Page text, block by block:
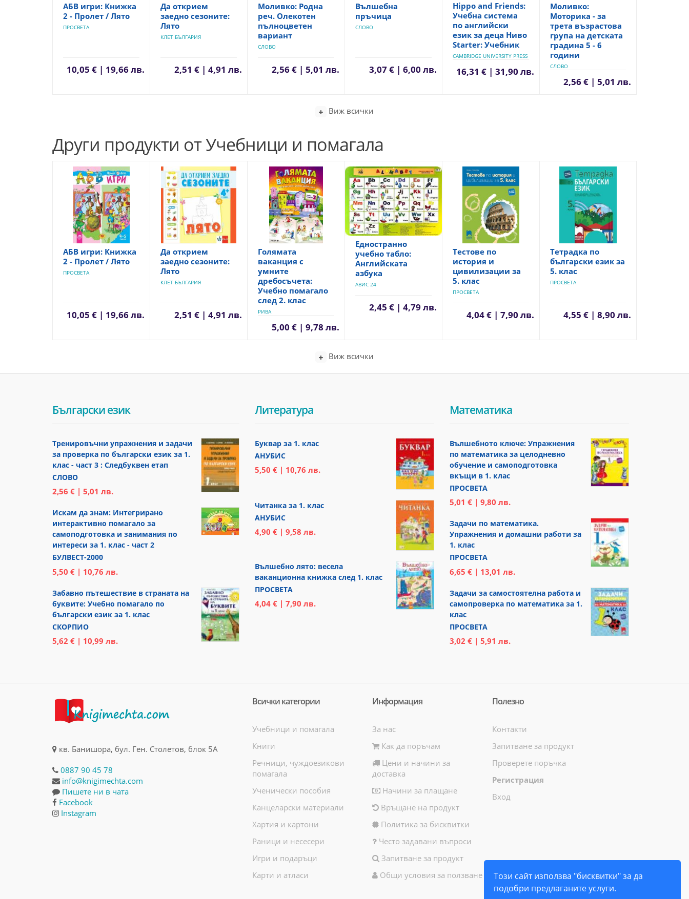
Този сайт използва "бисквитки" за да
подобри предлаганите услуги.
АБВ игри: Книжка
2 - Пролет / Лято
ПРОСВЕТА
10,05 € | 19,66 лв.
Да открием
заедно сезоните:
Лято
КЛЕТ БЪЛГАРИЯ
2,51 € | 4,91 лв.
Моливко: Родна
реч. Олекотен
пълноцветен
вариант
СЛОВО
2,56 € | 5,01 лв.
Вълшебна
пръчица
СЛОВО
3,07 € | 6,00 лв.
Hippo and Friends:
Учебна система
по английски
език за деца Ниво
Starter: Учебник
CAMBRIDGE UNIVERSITY PRESS
16,31 € | 31,90 лв.
Моливко:
Моторика - за
трета възрастова
група на детската
градина 5 - 6
години
СЛОВО
2,56 € | 5,01 лв.
Виж всички
Други продукти от Учебници и помагала
АБВ игри: Книжка
2 - Пролет / Лято
ПРОСВЕТА
10,05 € | 19,66 лв.
Да открием
заедно сезоните:
Лято
КЛЕТ БЪЛГАРИЯ
2,51 € | 4,91 лв.
Голямата
ваканция с
умните
дребосъчета:
Учебно помагало
след 2. клас
РИВА
5,00 € | 9,78 лв.
Едностранно
учебно табло:
Английската
азбука
АВИС 24
2,45 € | 4,79 лв.
Тестове по
история и
цивилизации за
5. клас
ПРОСВЕТА
4,04 € | 7,90 лв.
Тетрадка по
български език за
5. клас
ПРОСВЕТА
4,55 € | 8,90 лв.
Виж всички
Български език
Тренировъчни упражнения и задачи
за проверка по български език за 1.
клас - част 3 : Следбуквен етап
СЛОВО
2,56 € | 5,01 лв.
Искам да знам: Интегрирано
интерактивно помагало за
самоподготовка и занимания по
интереси за 1. клас - част 2
БУЛВЕСТ-2000
5,50 € | 10,76 лв.
Забавно пътешествие в страната на
буквите: Учебно помагало по
български език за 1. клас
СКОРПИО
5,62 € | 10,99 лв.
Литература
Буквар за 1. клас
АНУБИС
5,50 € | 10,76 лв.
Читанка за 1. клас
АНУБИС
4,90 € | 9,58 лв.
Вълшебно лято: весела
ваканционна книжка след 1. клас
ПРОСВЕТА
4,04 € | 7,90 лв.
Математика
Вълшебното ключе: Упражнения
по математика за целодневно
обучение и самоподготовка
вкъщи в 1. клас
ПРОСВЕТА
5,01 € | 9,80 лв.
Задачи по математика.
Упражнения и домашни работи за
1. клас
ПРОСВЕТА
6,65 € | 13,01 лв.
Задачи за самостоятелна работа и
самопроверка по математика за 1.
клас
ПРОСВЕТА
3,02 € | 5,91 лв.
кв. Банишора, бул. Ген. Столетов, блок 5А
0887 90 45 78
info@knigimechta.com
Пишете ни в чата
Facebook
Instagram
Всички категории
Учебници и помагала
Книги
Речници, чуждоезикови
помагала
Ученически пособия
Канцеларски материали
Хартия и картони
Раници и несесери
Игри и подаръци
Карти и атласи
Информация
За нас
Как да поръчам
Цени и начини за
доставка
Начини за плащане
Връщане на продукт
Политика за бисквитки
Често задавани въпроси
Запитване за продукт
Общи условия за ползване
Полезно
Контакти
Запитване за продукт
Проверете поръчка
Регистрация
Вход